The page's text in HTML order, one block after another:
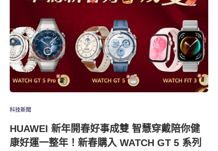
科技新聞
HUAWEI 新年開春好事成雙 智慧穿戴陪你健
康好運一整年！新春購入 WATCH GT 5 系列